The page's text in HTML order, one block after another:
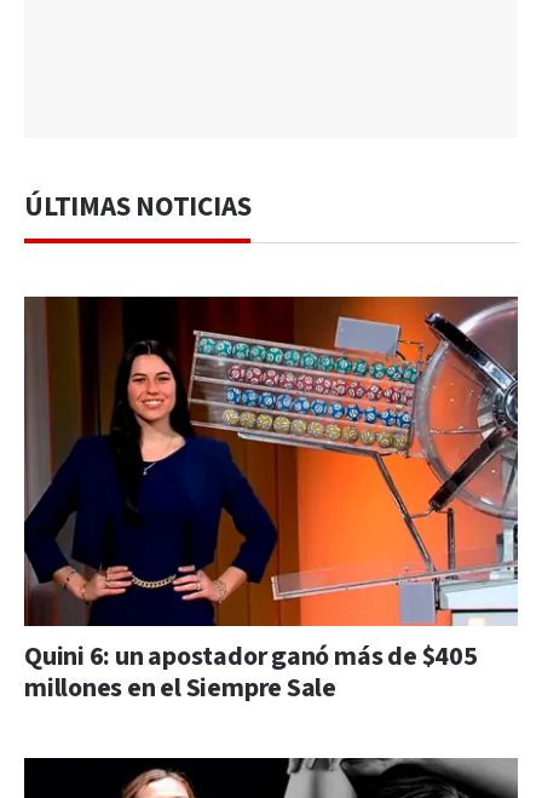
ÚLTIMAS NOTICIAS
Quini 6: un apostador ganó más de $405
millones en el Siempre Sale